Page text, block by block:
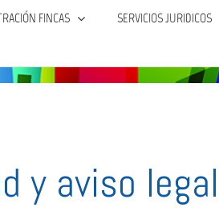
FINCAS SERVICIOS JURIDICOS
y aviso legal